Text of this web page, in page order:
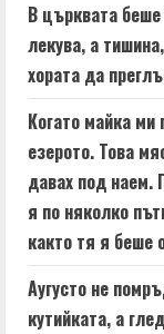
В църквата беше
лекува, а
хората да
Когато майка
езерото. Това
давах под наем.
я по няколко
както тя я беше
Аугусто не
кутийката, а